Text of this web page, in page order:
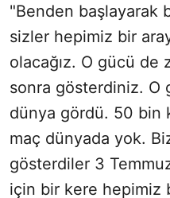
"Benden başlayarak
sizler hepimiz bir
olacağız. O gücü de
sonra gösterdiniz. O
dünya gördü. 50 bin
maç dünyada yok.
gösterdiler 3
için bir kere hepimiz